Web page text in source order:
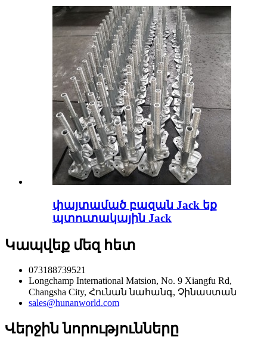
փայտամած բազան Jack եք
պտուտակային Jack
Կապվեք մեզ հետ
073188739521
Longchamp International Matsion, No. 9 Xiangfu Rd,
Changsha City, Հունան նահանգ, Չինաստան
sales@hunanworld.com
Վերջին նորությունները